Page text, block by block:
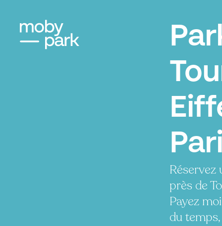
Réservez
près de
Payez
du